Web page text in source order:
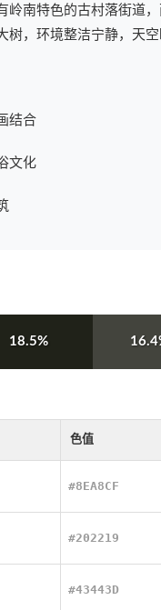
岭南特色的古村落街道
树，环境整洁宁静，天
结合
文化
18.5%
色值
#8EA8CF
#202219
#43443D